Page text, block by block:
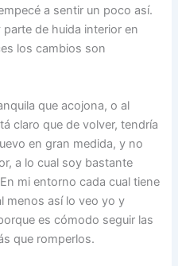
a sentir un poco así.
de huida interior en
los cambios son
que acojona, o al
claro que de volver, tendría
en gran medida, y no
a lo cual soy bastante
mi entorno cada cual tiene
menos así lo veo yo y
es cómodo seguir las
que romperlos.